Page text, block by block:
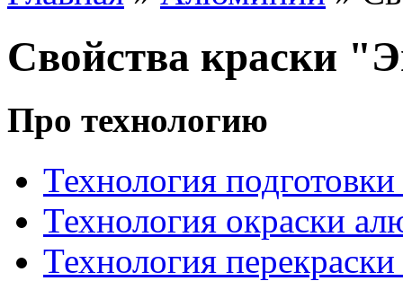
Свойства краски
Про технологию
Технология
Технология окраски
Технология